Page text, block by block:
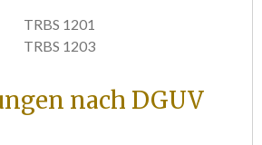
TRBS 1201
TRBS 1203
nach DGUV